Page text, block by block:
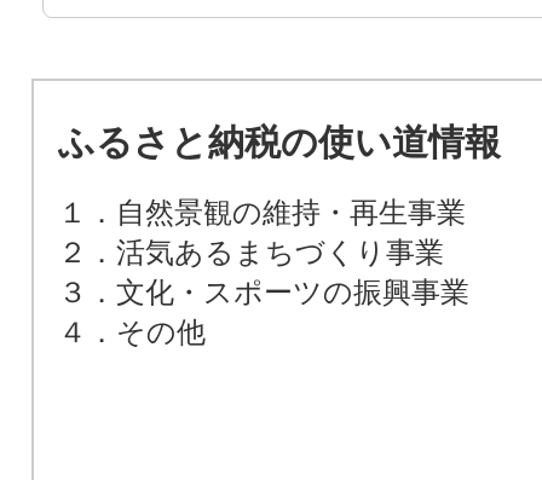
ふるさと納税の使い道情報
１．自然景観の維持・再生事業
２．活気あるまちづくり事業
３．文化・スポーツの振興事業
４．その他